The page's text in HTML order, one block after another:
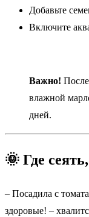
Добавьте
Включите
Важно!
влажной
дней.
🌞 Где
– Посадила с
здоровые! –